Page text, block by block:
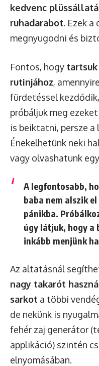
kedvenc
ruhadarabot. Ezek
megnyugodni és
Fontos, hogy
rutinjához,
fürdetéssel
próbáljuk meg
is beiktatni, persze
Énekelhetünk neki
vagy olvashatunk
A legfontosabb,
baba nem alszik
pánikba.
úgy látjuk, hogy a
inkább menjünk
Az altatásnál
nagy takarót
sarkot a többi
de nekünk is
fehér zaj generátor
applikáció) szintén
elnyomásában.